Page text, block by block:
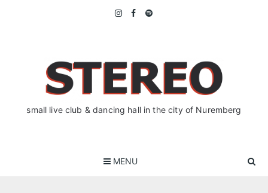
small live club & dancing hall in the city of Nuremberg
MENU